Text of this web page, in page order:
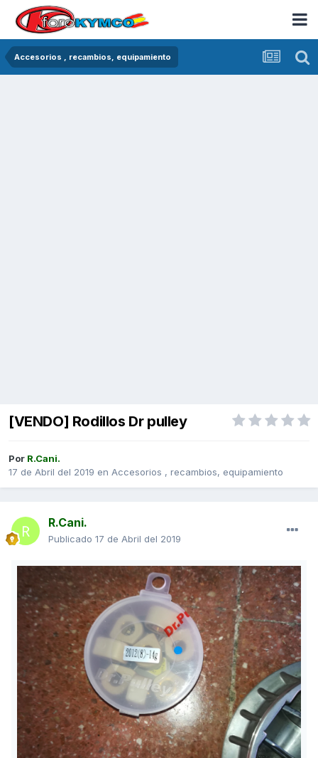
Accesorios , recambios, equipamiento
[VENDO] Rodillos Dr pulley
Por R.Cani.
17 de Abril del 2019 en Accesorios , recambios, equipamiento
R.Cani.
Publicado 17 de Abril del 2019